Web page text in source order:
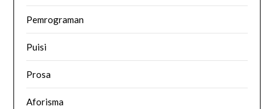
Pemrograman
Puisi
Prosa
Aforisma